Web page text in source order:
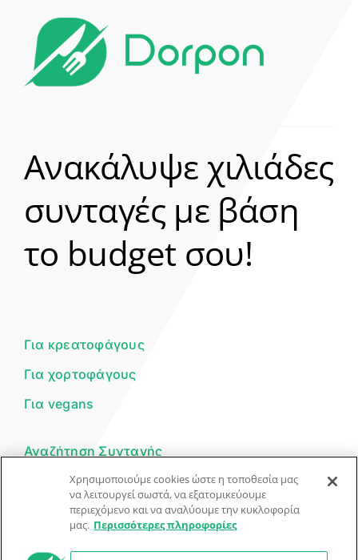
Ανακάλυψε χιλιάδες
συνταγές με βάση
το budget σου!
Για κρεατοφάγους
Για χορτοφάγους
Για vegans
Αναζήτηση Συνταγής
Υποβολή Συνταγής
Φόρμα Επικοινωνίας
Χρησιμοποιούμε cookies ώστε η τοποθεσία μας
να λειτουργεί σωστά, να εξατομικεύουμε
περιεχόμενο και να αναλύουμε την κυκλοφορία
μας. Περισσότερες πληροφορίες